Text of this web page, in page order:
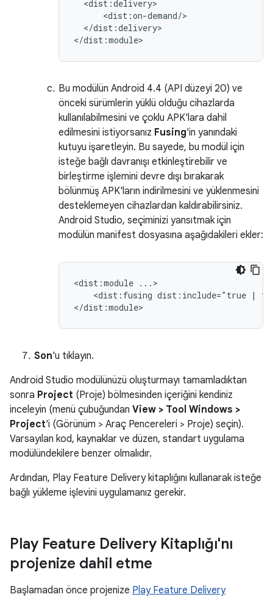
</dist:delivery>
Bu modülün Android 4.4 (API düzeyi 20) ve
önceki sürümlerin yüklü olduğu cihazlarda
kullanılabilmesini ve çoklu APK'lara dahil
edilmesini istiyorsanız Fusing'in yanındaki
kutuyu işaretleyin. Bu sayede, bu modül için
isteğe bağlı davranışı etkinleştirebilir ve
birleştirme işlemini devre dışı bırakarak
bölünmüş APK'ların indirilmesini ve yüklenmesini
desteklemeyen cihazlardan kaldırabilirsiniz.
Android Studio, seçiminizi yansıtmak için
modülün manifest dosyasına aşağıdakileri ekler:
<dist:module
<dist:fusing dist:include="true |
Son'u tıklayın.
Android Studio modülünüzü oluşturmayı tamamladıktan
sonra Project (Proje) bölmesinden içeriğini kendiniz
inceleyin (menü çubuğundan View > Tool Windows >
Project'i (Görünüm > Araç Pencereleri > Proje) seçin).
Varsayılan kod, kaynaklar ve düzen, standart uygulama
modülündekilere benzer olmalıdır.
Ardından, Play Feature Delivery kitaplığını kullanarak isteğe
bağlı yükleme işlevini uygulamanız gerekir.
Play Feature Delivery Kitaplığı'nı
projenize dahil etme
Başlamadan önce projenize Play Feature Delivery